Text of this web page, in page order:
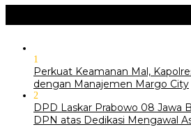
1
Perkuat Keamanan Mal,
dengan Manajemen Margo City
2
DPD Laskar Prabowo 08 Jawa
DPN atas Dedikasi Mengawal